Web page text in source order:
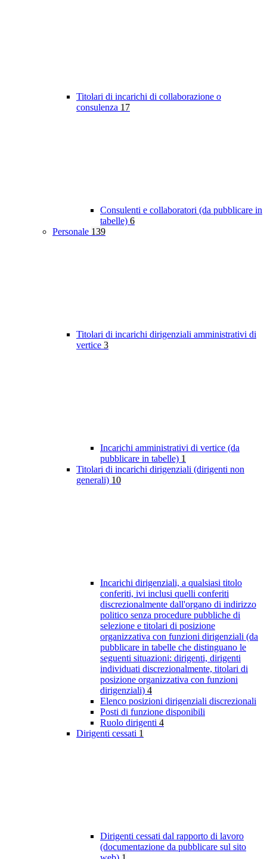
Titolari di incarichi di collaborazione o
consulenza 17
Consulenti e collaboratori (da pubblicare in
tabelle) 6
Personale 139
Titolari di incarichi dirigenziali amministrativi di
vertice 3
Incarichi amministrativi di vertice (da
pubblicare in tabelle) 1
Titolari di incarichi dirigenziali (dirigenti non
generali) 10
Incarichi dirigenziali, a qualsiasi titolo
conferiti, ivi inclusi quelli conferiti
discrezionalmente dall'organo di indirizzo
politico senza procedure pubbliche di
selezione e titolari di posizione
organizzativa con funzioni dirigenziali (da
pubblicare in tabelle che distinguano le
seguenti situazioni: dirigenti, dirigenti
individuati discrezionalmente, titolari di
posizione organizzativa con funzioni
dirigenziali) 4
Elenco posizioni dirigenziali discrezionali
Posti di funzione disponibili
Ruolo dirigenti 4
Dirigenti cessati 1
Dirigenti cessati dal rapporto di lavoro
(documentazione da pubblicare sul sito